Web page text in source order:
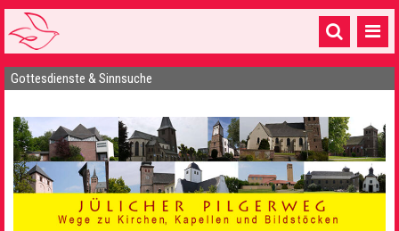
Startseite
1 Pfarrei
16 Gemeinden & mehr
Gottesdienste & Sinnsuche
Sakramente & Feste
Gottesdienste & Sinnsuche